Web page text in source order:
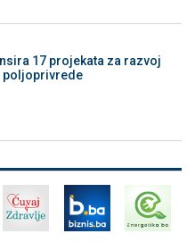
17 projekata za razvoj
poljoprivrede